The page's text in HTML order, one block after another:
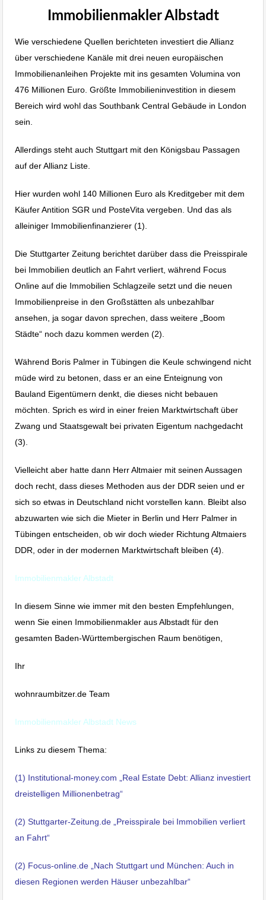
Immobilienmakler Albstadt
Wie verschiedene Quellen berichteten investiert die Allianz
über verschiedene Kanäle mit drei neuen europäischen
Immobilienanleihen Projekte mit ins gesamten Volumina von
476 Millionen Euro. Größte Immobilieninvestition in diesem
Bereich wird wohl das Southbank Central Gebäude in London
sein.
Allerdings steht auch Stuttgart mit den Königsbau Passagen
auf der Allianz Liste.
Hier wurden wohl 140 Millionen Euro als Kreditgeber mit dem
Käufer Antition SGR und PosteVita vergeben. Und das als
alleiniger Immobilienfinanzierer (1).
Die Stuttgarter Zeitung berichtet darüber dass die Preisspirale
bei Immobilien deutlich an Fahrt verliert, während Focus
Online auf die Immobilien Schlagzeile setzt und die neuen
Immobilienpreise in den Großstätten als unbezahlbar
ansehen, ja sogar davon sprechen, dass weitere „Boom
Städte“ noch dazu kommen werden (2).
Während Boris Palmer in Tübingen die Keule schwingend nicht
müde wird zu betonen, dass er an eine Enteignung von
Bauland Eigentümern denkt, die dieses nicht bebauen
möchten. Sprich es wird in einer freien Marktwirtschaft über
Zwang und Staatsgewalt bei privaten Eigentum nachgedacht
(3).
Vielleicht aber hatte dann Herr Altmaier mit seinen Aussagen
doch recht, dass dieses Methoden aus der DDR seien und er
sich so etwas in Deutschland nicht vorstellen kann. Bleibt also
abzuwarten wie sich die Mieter in Berlin und Herr Palmer in
Tübingen entscheiden, ob wir doch wieder Richtung Altmaiers
DDR, oder in der modernen Marktwirtschaft bleiben (4).
Immobilienmakler Albstadt
In diesem Sinne wie immer mit den besten Empfehlungen,
wenn Sie einen Immobilienmakler aus Albstadt für den
gesamten Baden-Württembergischen Raum benötigen,
Ihr
wohnraumbitzer.de Team
Immobilienmakler Albstadt News
Links zu diesem Thema:
(1) Institutional-money.com „Real Estate Debt: Allianz investiert
dreistelligen Millionenbetrag“
(2) Stuttgarter-Zeitung.de „Preisspirale bei Immobilien verliert
an Fahrt“
(2) Focus-online.de „Nach Stuttgart und München: Auch in
diesen Regionen werden Häuser unbezahlbar“